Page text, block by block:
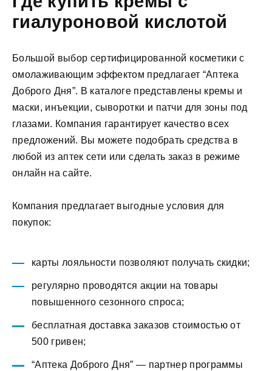
гиалуроновой кислотой
Большой выбор сертифицированной косметики с
омолаживающим эффектом предлагает “Аптека
Доброго Дня”. В каталоге представлены кремы и
маски, инъекции, сыворотки и патчи для зоны под
глазами. Компания гарантирует качество всех
предложений. Вы можете подобрать средства в
любой из аптек сети или сделать заказ в режиме
онлайн на сайте.
Компания предлагает выгодные условия для
покупок:
карты лояльности позволяют получать скидки;
регулярно проводятся акции на товары
повышенного сезонного спроса;
бесплатная доставка заказов стоимостью от
500 гривен;
“Аптека Доброго Дня” — партнер программы